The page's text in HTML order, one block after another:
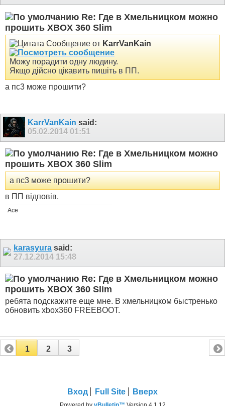
Re: Где в Хмельницком можно
прошить XBOX 360 Slim
Сообщение от KarrVanKain
Можу порадити одну людину.
Якщо дійсно цікавить пишіть в ПП.
а пс3 може прошити?
KarrVanKain said:
05.02.2014 01:51
Re: Где в Хмельницком можно
прошить XBOX 360 Slim
а пс3 може прошити?
в ПП відповів.
Ace
karasyura said:
27.12.2014 15:48
Re: Где в Хмельницком можно
прошить XBOX 360 Slim
ребята подскажите еще мне. В хмельницком быстренько
обновить xbox360 FREEBOOT.
1 2 3
Вход Full Site Вверх